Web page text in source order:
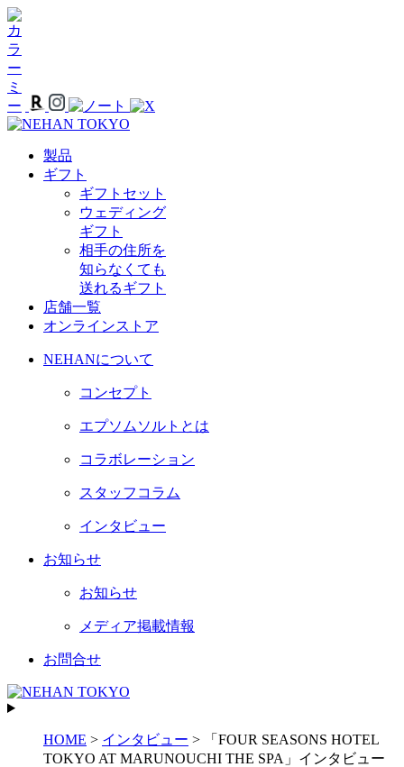
製品
ギフト
ギフトセット
ウェディング
ギフト
相手の住所を
知らなくても
送れるギフト
店舗一覧
オンラインストア
NEHANについて
コンセプト
エプソムソルトとは
コラボレーション
スタッフコラム
インタビュー
お知らせ
お知らせ
メディア掲載情報
お問合せ
HOME > インタビュー >
「FOUR SEASONS HOTEL
TOKYO AT MARUNOUCHI THE SPA」インタビュー